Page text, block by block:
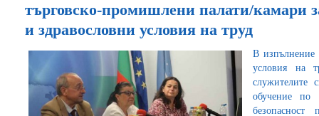
търговско-промишлени палати/камари
и здравословни условия на труд
В изпълнение
условия на
обучение по